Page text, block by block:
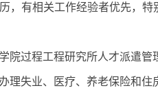
， 有相关工作经验者优先， 特
院过程工程研究所人才派遣管
理失业、医疗、养老保险和住